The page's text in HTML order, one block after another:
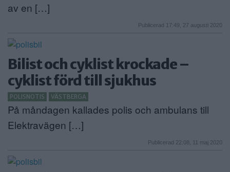
av en […]
Publicerad 17:49, 27 augusti 2020
Bilist och cyklist krockade –
cyklist förd till sjukhus
POLISNOTIS VÄSTBERGA
På måndagen kallades polis och ambulans till
Elektravägen […]
Publicerad 22:08, 11 maj 2020